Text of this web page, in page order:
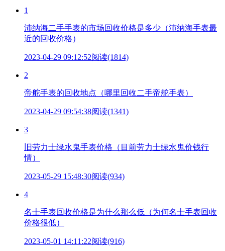
1
沛纳海二手手表的市场回收价格是多少（沛纳海手表最
近的回收价格）
2023-04-29 09:12:52阅读(1814)
2
帝舵手表的回收地点（哪里回收二手帝舵手表）
2023-04-29 09:54:38阅读(1341)
3
旧劳力士绿水鬼手表价格（目前劳力士绿水鬼价钱行
情）
2023-05-29 15:48:30阅读(934)
4
名士手表回收价格是为什么那么低（为何名士手表回收
价格很低）
2023-05-01 14:11:22阅读(916)